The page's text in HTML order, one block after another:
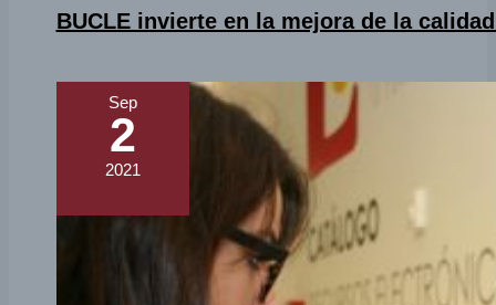
BUCLE invierte en la mejora de la
Sep
2
2021